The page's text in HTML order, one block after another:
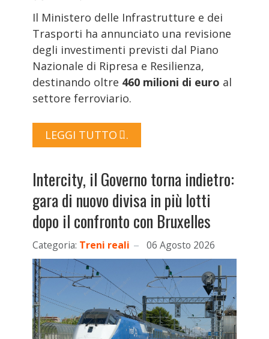
Il Ministero delle Infrastrutture e dei
Trasporti ha annunciato una revisione
degli investimenti previsti dal Piano
Nazionale di Ripresa e Resilienza,
destinando oltre 460 milioni di euro al
settore ferroviario.
LEGGI TUTTO …
Intercity, il Governo torna indietro:
gara di nuovo divisa in più lotti
dopo il confronto con Bruxelles
Categoria: Treni reali 06 Agosto 2026